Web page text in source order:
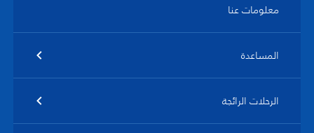
معلومات عنا
المساعدة
الرحلات الرائجة